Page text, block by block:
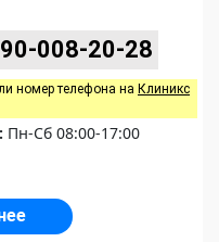
008-20-28
номер телефона на Клиникс
Пн-Сб 08:00-17:00